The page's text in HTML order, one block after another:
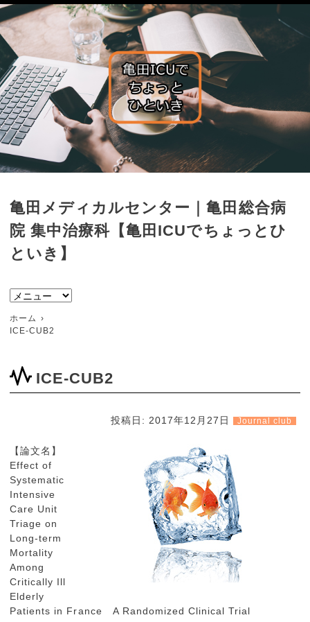
亀田メディカルセンター｜亀田総合病
院 集中治療科【亀田ICUでちょっとひ
といき】
ホーム
ICE-CUB2
ICE-CUB2
投稿日: 2017年12月27日 Journal club
【論文名】
Effect of
Systematic
Intensive
Care Unit
Triage on
Long-term
Mortality
Among
Critically Ill
Elderly
Patients in France A Randomized Clinical Trial